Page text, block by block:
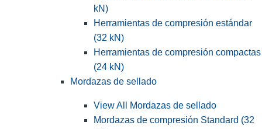
kN)
Herramientas de compresión estándar
(32 kN)
Herramientas de compresión compactas
(24 kN)
Mordazas de sellado
View All Mordazas de sellado
Mordazas de compresión Standard (32